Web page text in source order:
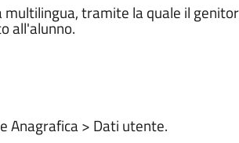
tramite la quale il
all'alunno.
Anagrafica > Dati utente.